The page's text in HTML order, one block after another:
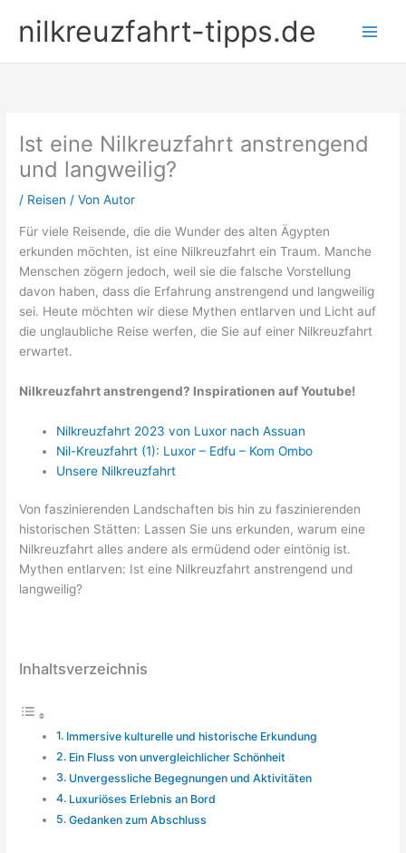
Inhaltnilkreuzfahrt-tipps.de
Ist eine Nilkreuzfahrt anstrengend
und langweilig?
/ Reisen / VonAutor
Für viele Reisende, die die Wunder des alten Ägypten
erkunden möchten, ist eine Nilkreuzfahrt ein Traum. Manche
Menschen zögern jedoch, weil sie die falsche Vorstellung
davon haben, dass die Erfahrung anstrengend und langweilig
sei. Heute möchten wir diese Mythen entlarven und Licht auf
die unglaubliche Reise werfen, die Sie auf einer Nilkreuzfahrt
erwartet.
Nilkreuzfahrt anstrengend? Inspirationen auf Youtube!
Nilkreuzfahrt 2023 von Luxor nach Assuan
Nil-Kreuzfahrt (1): Luxor – Edfu – Kom Ombo
Unsere Nilkreuzfahrt
Von faszinierenden Landschaften bis hin zu faszinierenden
historischen Stätten: Lassen Sie uns erkunden, warum eine
Nilkreuzfahrt alles andere als ermüdend oder eintönig ist.
Mythen entlarven: Ist eine Nilkreuzfahrt anstrengend und
langweilig?
Inhaltsverzeichnis
Immersive kulturelle und historische Erkundung
Ein Fluss von unvergleichlicher Schönheit
Unvergessliche Begegnungen und Aktivitäten
Luxuriöses Erlebnis an Bord
Gedanken zum Abschluss